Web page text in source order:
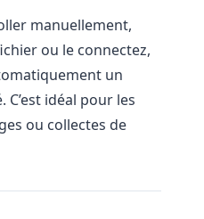
manuellement,
ou le connectez,
un
idéal pour les
ou collectes de